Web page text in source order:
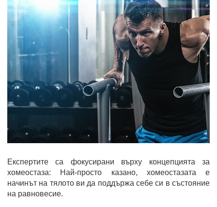
Експертите са фокусирани върху концепцията за
хомеостаза: Най-просто казано, хомеостазата е
начинът на тялото ви да поддържа себе си в състояние
на равновесие.